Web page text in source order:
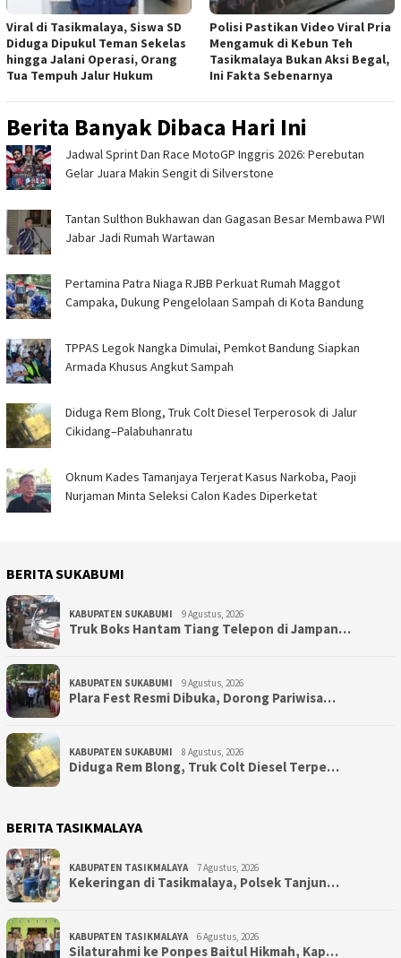
Viral di Tasikmalaya, Siswa SD
Diduga Dipukul Teman Sekelas
hingga Jalani Operasi, Orang
Tua Tempuh Jalur Hukum
Polisi Pastikan Video Viral Pria
Mengamuk di Kebun Teh
Tasikmalaya Bukan Aksi Begal,
Ini Fakta Sebenarnya
Berita Banyak Dibaca Hari Ini
Jadwal Sprint Dan Race MotoGP Inggris 2026: Perebutan
Gelar Juara Makin Sengit di Silverstone
Tantan Sulthon Bukhawan dan Gagasan Besar Membawa PWI
Jabar Jadi Rumah Wartawan
Pertamina Patra Niaga RJBB Perkuat Rumah Maggot
Campaka, Dukung Pengelolaan Sampah di Kota Bandung
TPPAS Legok Nangka Dimulai, Pemkot Bandung Siapkan
Armada Khusus Angkut Sampah
Diduga Rem Blong, Truk Colt Diesel Terperosok di Jalur
Cikidang–Palabuhanratu
Oknum Kades Tamanjaya Terjerat Kasus Narkoba, Paoji
Nurjaman Minta Seleksi Calon Kades Diperketat
BERITA SUKABUMI
KABUPATEN SUKABUMI 9 Agustus, 2026
Truk Boks Hantam Tiang Telepon di Jampan…
KABUPATEN SUKABUMI 9 Agustus, 2026
Plara Fest Resmi Dibuka, Dorong Pariwisa…
KABUPATEN SUKABUMI 8 Agustus, 2026
Diduga Rem Blong, Truk Colt Diesel Terpe…
BERITA TASIKMALAYA
KABUPATEN TASIKMALAYA 7 Agustus, 2026
Kekeringan di Tasikmalaya, Polsek Tanjun…
KABUPATEN TASIKMALAYA 6 Agustus, 2026
Silaturahmi ke Ponpes Baitul Hikmah, Kap…